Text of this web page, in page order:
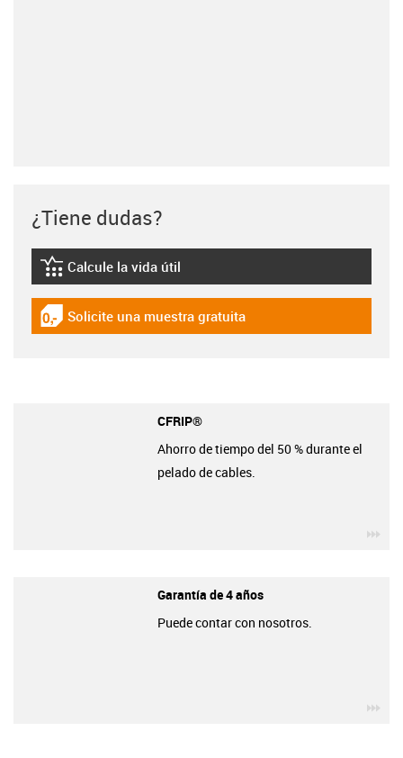
¿Tiene dudas?
igus-icon-lebensdauerrechner
Calcule la vida útil
igus-icon-gratismuster
Solicite una muestra gratuita
CFRIP®
Ahorro de tiempo del 50 % durante el
pelado de cables.
Garantía de 4 años
Puede contar con nosotros.